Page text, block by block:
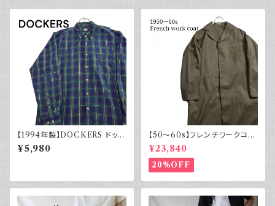
【1994年製】DOCKERS ドッカ
ーズ チェックシャツ ボタンダウ
ン 古着 アメカジ リーバイス 長
¥5,980
【50～60s】フレンチワークコー
ト ショップコート フレンチヴィン
テージ
¥23,840
20%OFF